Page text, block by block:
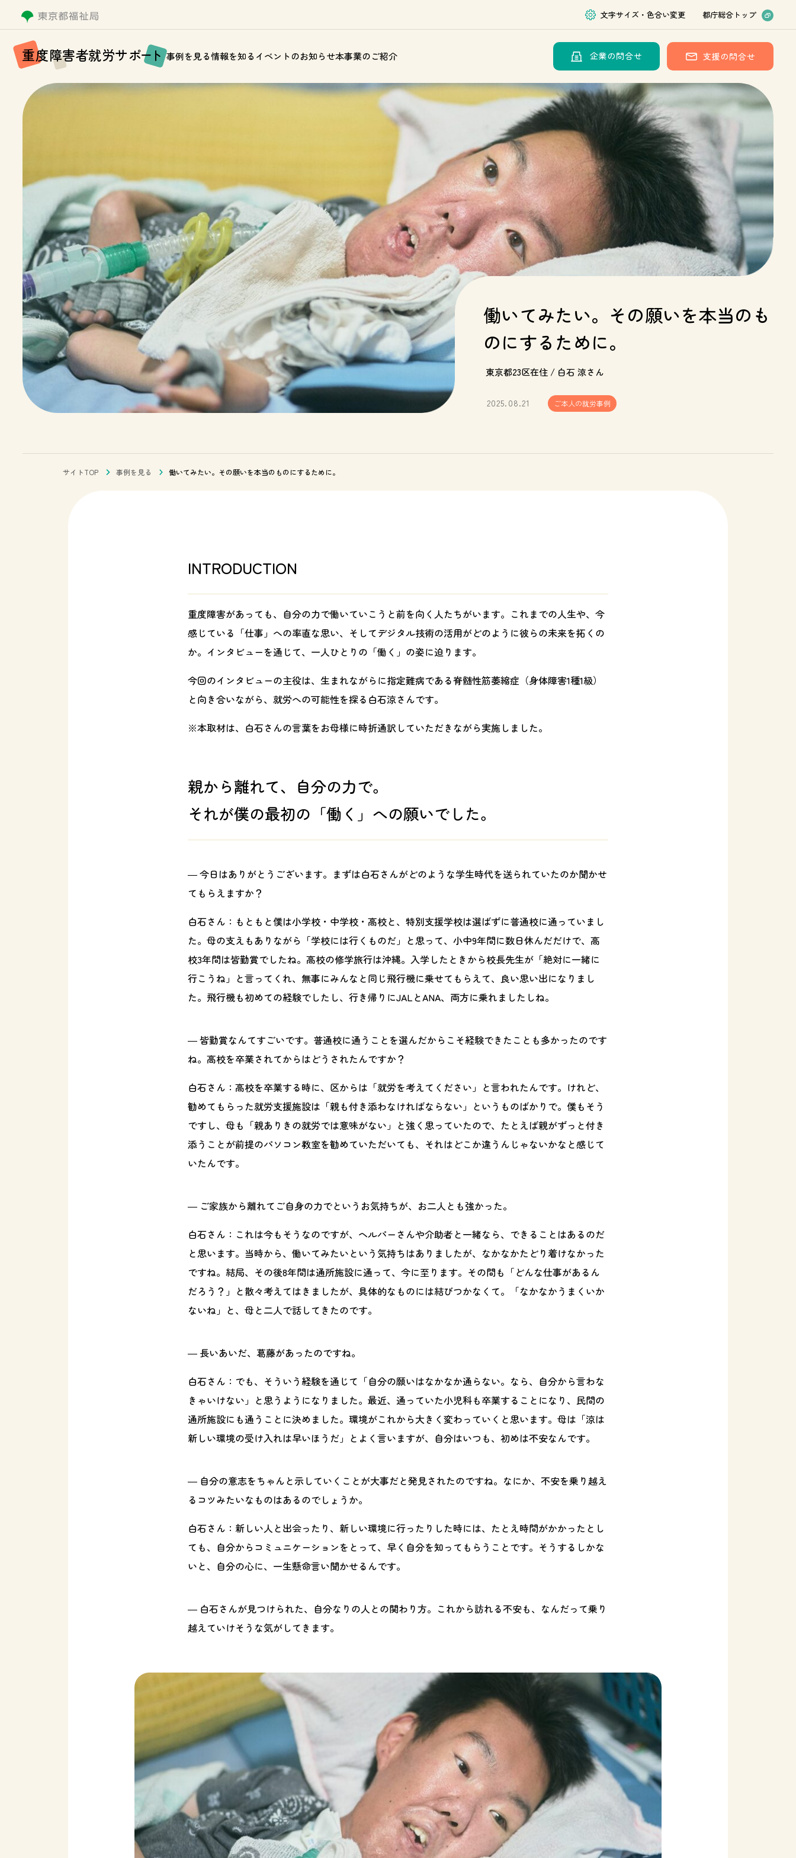
文字サイズ・色合い変更 都庁総合トップ
重度障害者就労サポート 事例を見る情報を知る イベントのお知らせ本事業のご紹介 企業の問合せ 支援の問合せ
働いてみたい。その願いを本当のも
のにするために。
東京都23区在住 / 白石 涼さん
2025.08.21 ご本人の就労事例
サイトTOP 事例を見る 働いてみたい。その願いを本当のものにするために。
INTRODUCTION
重度障害があっても、自分の力で働いていこうと前を向く人たちがいます。これまでの人生や、今
感じている「仕事」への率直な思い、そしてデジタル技術の活用がどのように彼らの未来を拓くの
か。インタビューを通じて、一人ひとりの「働く」の姿に迫ります。
今回のインタビューの主役は、生まれながらに指定難病である脊髄性筋萎縮症（身体障害1種1級）
と向き合いながら、就労への可能性を探る白石涼さんです。
※本取材は、白石さんの言葉をお母様に時折通訳していただきながら実施しました。
親から離れて、自分の力で。
それが僕の最初の「働く」への願いでした。
― 今日はありがとうございます。まずは白石さんがどのような学生時代を送られていたのか聞かせ
てもらえますか？
白石さん： もともと僕は小学校・中学校・高校と、特別支援学校は選ばずに普通校に通っていまし
た。母の支えもありながら「学校には行くものだ」と思って、小中9年間に数日休んだだけで、高
校3年間は皆勤賞でしたね。高校の修学旅行は沖縄。入学したときから校長先生が「絶対に一緒に
行こうね」と言ってくれ、無事にみんなと同じ飛行機に乗せてもらえて、良い思い出になりまし
た。飛行機も初めての経験でしたし、行き帰りにJALとANA、両方に乗れましたしね。
― 皆勤賞なんてすごいです。普通校に通うことを選んだからこそ経験できたことも多かったのです
ね。高校を卒業されてからはどうされたんですか？
白石さん： 高校を卒業する時に、区からは「就労を考えてください」と言われたんです。けれど、
勧めてもらった就労支援施設は「親も付き添わなければならない」というものばかりで。僕もそう
ですし、母も「親ありきの就労では意味がない」と強く思っていたので、たとえば親がずっと付き
添うことが前提のパソコン教室を勧めていただいても、それはどこか違うんじゃないかなと感じて
いたんです。
― ご家族から離れてご自身の力でというお気持ちが、お二人とも強かった。
白石さん： これは今もそうなのですが、ヘルパーさんや介助者と一緒なら、できることはあるのだ
と思います。当時から、働いてみたいという気持ちはありましたが、なかなかたどり着けなかった
ですね。結局、その後8年間は通所施設に通って、今に至ります。その間も「どんな仕事があるん
だろう？」と散々考えてはきましたが、具体的なものには結びつかなくて。「なかなかうまくいか
ないね」と、母と二人で話してきたのです。
― 長いあいだ、葛藤があったのですね。
白石さん： でも、そういう経験を通じて「自分の願いはなかなか通らない。なら、自分から言わな
きゃいけない」と思うようになりました。最近、通っていた小児科も卒業することになり、民間の
通所施設にも通うことに決めました。環境がこれから大きく変わっていくと思います。母は「涼は
新しい環境の受け入れは早いほうだ」とよく言いますが、自分はいつも、初めは不安なんです。
― 自分の意志をちゃんと示していくことが大事だと発見されたのですね。なにか、不安を乗り越え
るコツみたいなものはあるのでしょうか。
白石さん： 新しい人と出会ったり、新しい環境に行ったりした時には、たとえ時間がかかったとし
ても、自分からコミュニケーションをとって、早く自分を知ってもらうことです。そうするしかな
いと、自分の心に、一生懸命言い聞かせるんです。
― 白石さんが見つけられた、自分なりの人との関わり方。これから訪れる不安も、なんだって乗り
越えていけそうな気がしてきます。